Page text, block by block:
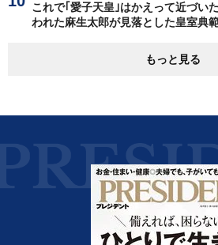
これで｢愛子天皇｣はかえって近づい
われた麻生太郎が見落とした皇室典
もっと見る